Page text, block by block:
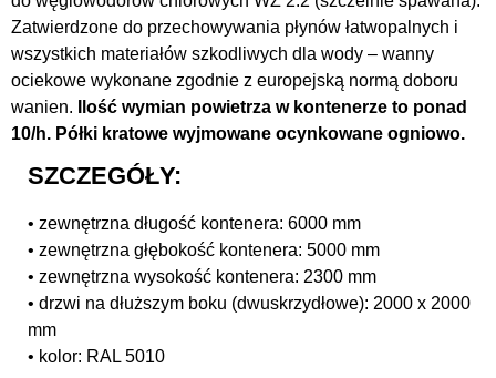
Zatwierdzone do przechowywania płynów łatwopalnych i
wszystkich materiałów szkodliwych dla wody – wanny
ociekowe wykonane zgodnie z europejską normą doboru
wanien.
Ilość wymian powietrza w kontenerze to ponad
10/h. Półki kratowe wyjmowane ocynkowane ogniowo.
SZCZEGÓŁY:
• zewnętrzna długość kontenera: 6000 mm
• zewnętrzna głębokość kontenera: 5000 mm
• zewnętrzna wysokość kontenera: 2300 mm
• drzwi na dłuższym boku (dwuskrzydłowe): 2000 x 2000
mm
• kolor: RAL 5010